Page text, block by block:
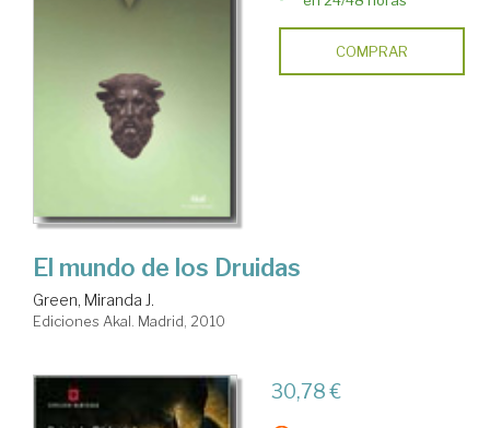
COMPRAR
El mundo de los Druidas
Green, Miranda J.
Ediciones Akal. Madrid, 2010
30,78 €